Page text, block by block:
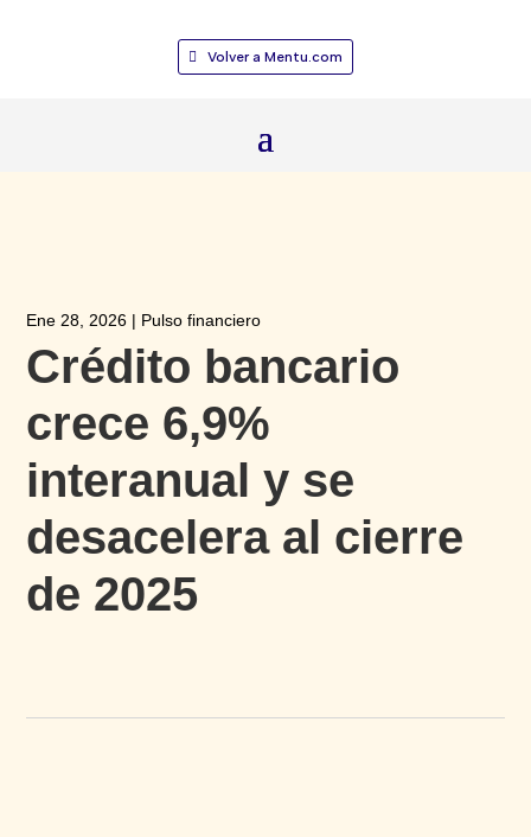
Volver a Mentu.com
Ene 28, 2026 | Pulso financiero
Crédito bancario
crece 6,9%
interanual y se
desacelera al cierre
de 2025​